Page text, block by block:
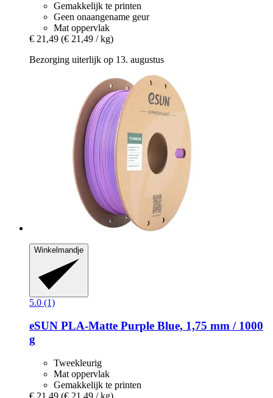
Gemakkelijk te printen
Geen onaangename geur
Mat oppervlak
€ 21,49 (€ 21,49 / kg)
Bezorging uiterlijk op 13. augustus
Winkelmandje
5.0 (1)
eSUN PLA-​Matte Purple Blue, 1,75 mm / 1000
g
Tweekleurig
Mat oppervlak
Gemakkelijk te printen